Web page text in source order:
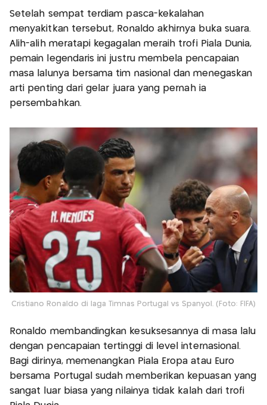
Setelah sempat terdiam pasca-kekalahan
menyakitkan tersebut, Ronaldo akhirnya buka suara.
Alih-alih meratapi kegagalan meraih trofi Piala Dunia,
pemain legendaris ini justru membela pencapaian
masa lalunya bersama tim nasional dan menegaskan
arti penting dari gelar juara yang pernah ia
persembahkan.
Cristiano Ronaldo di laga Timnas Portugal vs Spanyol. (Foto: FIFA)
Ronaldo membandingkan kesuksesannya di masa lalu
dengan pencapaian tertinggi di level internasional.
Bagi dirinya, memenangkan Piala Eropa atau Euro
bersama Portugal sudah memberikan kepuasan yang
sangat luar biasa yang nilainya tidak kalah dari trofi